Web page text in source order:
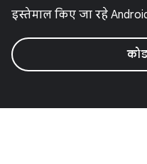
इस्तेमाल किए जा रहे